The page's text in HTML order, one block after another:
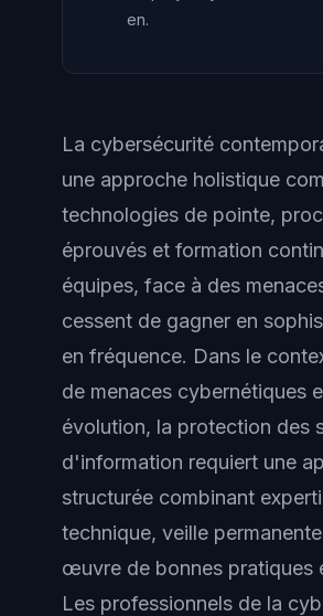
en.
La cybersécurité
une approche holistique
technologies de pointe,
éprouvés et formation
équipes, face à des
cessent de gagner en
en fréquence. Dans le
de menaces cybernétiques
évolution, la protection des
d'information requiert une
structurée combinant
technique, veille
œuvre de bonnes pratiques
Les professionnels de la